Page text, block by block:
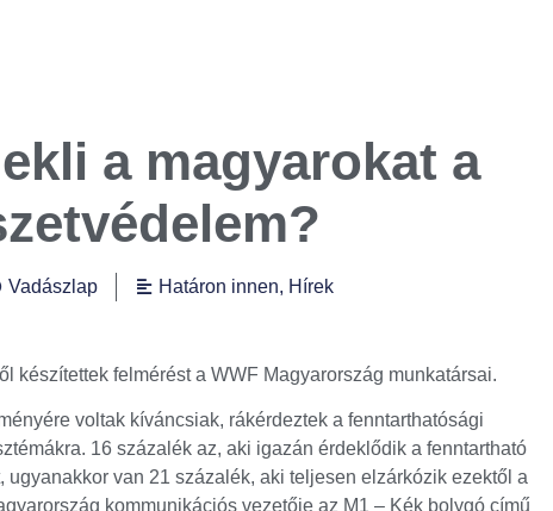
a magyarokat a
Vadászlap Határon innen, Hírek
készítettek felmérést a WWF Magyarország munkatársai.
voltak kíváncsiak, rákérdeztek a fenntarthatósági
16 százalék az, aki igazán érdeklődik a fenntartható
van 21 százalék, aki teljesen elzárkózik ezektől a
kommunikációs vezetője az M1 – Kék bolygó című